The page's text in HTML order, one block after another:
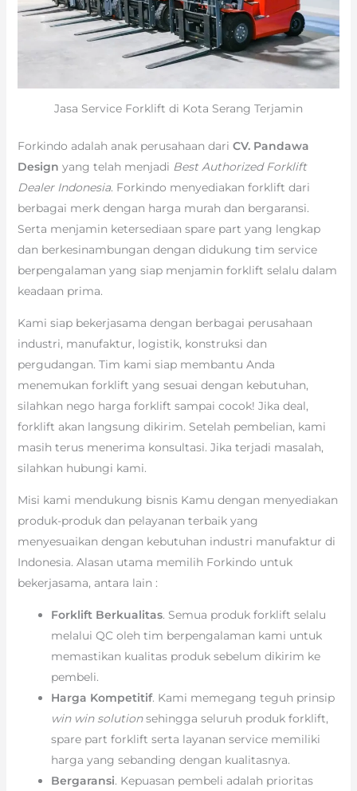
Jasa Service Forklift di Kota Serang Terjamin
Forkindo adalah anak perusahaan dari CV. Pandawa
Design yang telah menjadi Best Authorized Forklift
Dealer Indonesia. Forkindo menyediakan forklift dari
berbagai merk dengan harga murah dan bergaransi.
Serta menjamin ketersediaan spare part yang lengkap
dan berkesinambungan dengan didukung tim service
berpengalaman yang siap menjamin forklift selalu dalam
keadaan prima.
Kami siap bekerjasama dengan berbagai perusahaan
industri, manufaktur, logistik, konstruksi dan
pergudangan. Tim kami siap membantu Anda
menemukan forklift yang sesuai dengan kebutuhan,
silahkan nego harga forklift sampai cocok! Jika deal,
forklift akan langsung dikirim. Setelah pembelian, kami
masih terus menerima konsultasi. Jika terjadi masalah,
silahkan hubungi kami.
Misi kami mendukung bisnis Kamu dengan menyediakan
produk-produk dan pelayanan terbaik yang
menyesuaikan dengan kebutuhan industri manufaktur di
Indonesia. Alasan utama memilih Forkindo untuk
bekerjasama, antara lain :
Forklift Berkualitas. Semua produk forklift selalu
melalui QC oleh tim berpengalaman kami untuk
memastikan kualitas produk sebelum dikirim ke
pembeli.
Harga Kompetitif. Kami memegang teguh prinsip
win win solutionsehingga seluruh produk forklift,
spare part forklift serta layanan service memiliki
harga yang sebanding dengan kualitasnya.
Bergaransi. Kepuasan pembeli adalah prioritas